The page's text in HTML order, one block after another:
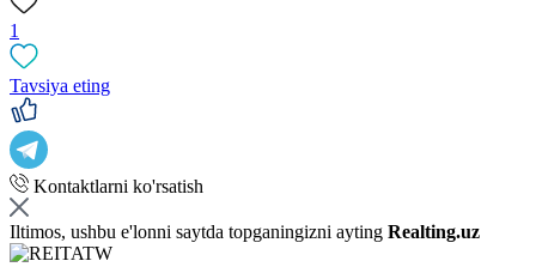
1
Tavsiya eting
Kontaktlarni ko'rsatish
Iltimos, ushbu e'lonni saytda topganingizni ayting Realting.uz